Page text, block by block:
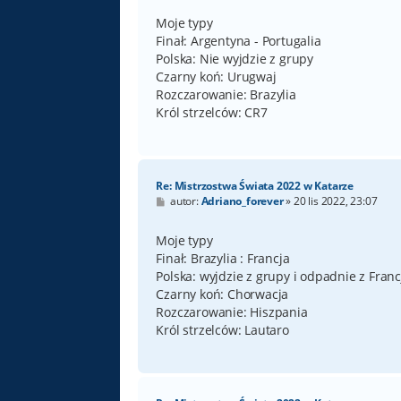
t
Moje typy
Finał: Argentyna - Portugalia
Polska: Nie wyjdzie z grupy
Czarny koń: Urugwaj
Rozczarowanie: Brazylia
Król strzelców: CR7
Re: Mistrzostwa Świata 2022 w Katarze
P
t
autor:Adriano_forever»20 lis 2022, 23:07
Moje typy
Finał: Brazylia : Francja
Polska: wyjdzie z grupy i odpadnie z
Czarny koń: Chorwacja
Rozczarowanie: Hiszpania
Król strzelców: Lautaro